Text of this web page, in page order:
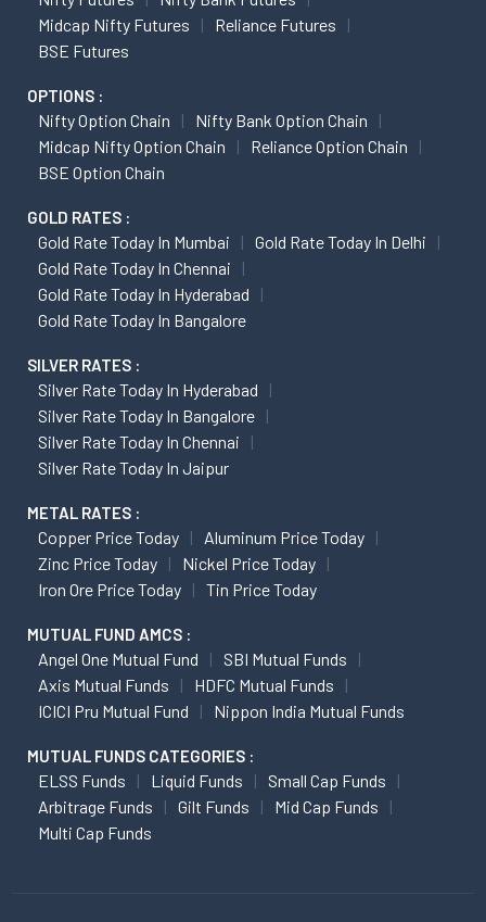
Midcap Nifty Futures
Reliance Futures
BSE Futures
OPTIONS :
Nifty Option Chain
Nifty Bank Option Chain
Midcap Nifty Option Chain
Reliance Option Chain
BSE Option Chain
GOLD RATES :
Gold Rate Today In Mumbai
Gold Rate Today In Delhi
Gold Rate Today In Chennai
Gold Rate Today In Hyderabad
Gold Rate Today In Bangalore
SILVER RATES :
Silver Rate Today In Hyderabad
Silver Rate Today In Bangalore
Silver Rate Today In Chennai
Silver Rate Today In Jaipur
METAL RATES :
Copper Price Today
Aluminum Price Today
Zinc Price Today
Nickel Price Today
Iron Ore Price Today
Tin Price Today
MUTUAL FUND AMCS :
Angel One Mutual Fund
SBI Mutual Funds
Axis Mutual Funds
HDFC Mutual Funds
ICICI Pru Mutual Fund
Nippon India Mutual Funds
MUTUAL FUNDS CATEGORIES :
ELSS Funds Liquid Funds
Small Cap Funds
Arbitrage Funds
Gilt Funds
Mid Cap Funds
Multi Cap Funds